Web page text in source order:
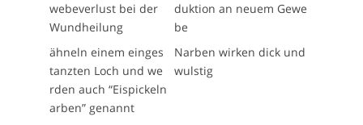
webeverlust bei der
Wundheilung
duktion an neuem Gewe
be
ähneln einem einges
tanzten Loch und we
rden auch “Eispickeln
arben” genannt
Narben wirken dick und
wulstig